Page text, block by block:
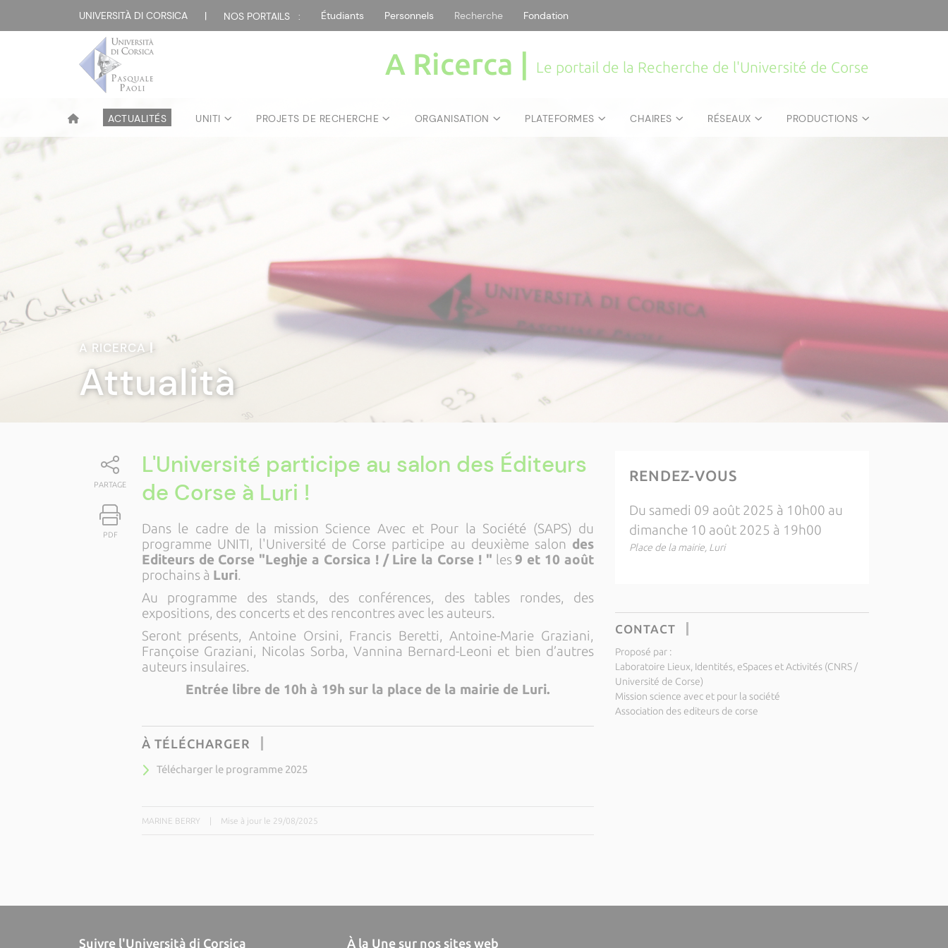
UNIVERSITÀ DI CORSICA | NOS PORTAILS : Étudiants Personnels Recherche Fondation
A Ricerca | Le portail de la Recherche de l'Université de Corse
ACTUALITÉS UNITI PROJETS DE RECHERCHE ORGANISATION PLATEFORMES CHAIRES RÉSEAUX PRODUCTIONS
A RICERCA|
Attualità
PARTAGE
PDF
L'Université participe au salon des Éditeurs
de Corse à Luri !
Dans le cadre de la mission Science Avec et Pour la Société (SAPS) du
programme UNITI, l'Université de Corse participe au deuxième salon des
Editeurs de Corse "Leghje a Corsica ! / Lire la Corse ! " les9 et 10 août
prochains à Luri.
Au programme des stands, des conférences, des tables rondes, des
expositions, des concerts et des rencontres avec les auteurs.
Seront présents, Antoine Orsini, Francis Beretti, Antoine-Marie Graziani,
Françoise Graziani, Nicolas Sorba, Vannina Bernard-Leoni et bien d’autres
auteurs insulaires.
Entrée libre de 10h à 19h sur la place de la mairie de Luri.
À TÉLÉCHARGER
Télécharger le programme 2025
MARINE BERRY Mise à jour le 29/08/2025
RENDEZ-VOUS
Du samedi 09 août 2025 à 10h00 au
dimanche 10 août 2025 à 19h00
Place de la mairie, Luri
CONTACT
Proposé par :
Laboratoire Lieux, Identités, eSpaces et Activités (CNRS /
Université de Corse)
Mission science avec et pour la société
Association des editeurs de corse
Suivre l'Università di Corsica À la Une sur nos sites web